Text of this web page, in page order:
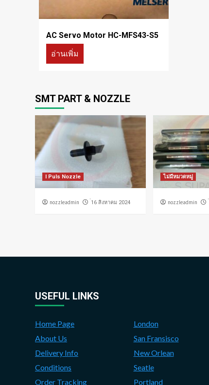
AC Servo Motor HC-MFS43-S5
อ่านเพิ่ม
SMT PART & NOZZLE
I Puls Nozzle
nozzleadmin ่16 สิงหาคม 2024
ไม่มีหมวดหมู่
nozzleadmin
USEFUL LINKS
Home Page
About Us
Delivery Info
Conditions
Order Tracking
London
San Fransisco
New Orlean
Seatle
Portland